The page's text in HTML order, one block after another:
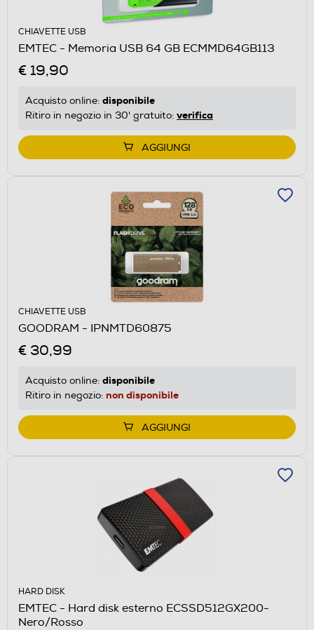
CHIAVETTE USB
EMTEC - Memoria USB 64 GB ECMMD64GB113
€ 19,90
Acquisto online: disponibile
Ritiro in negozio in 30' gratuito: verifica
AGGIUNGI
CHIAVETTE USB
GOODRAM - IPNMTD60875
€ 30,99
Acquisto online: disponibile
Ritiro in negozio: non disponibile
AGGIUNGI
HARD DISK
EMTEC - Hard disk esterno ECSSD512GX200-
Nero/Rosso